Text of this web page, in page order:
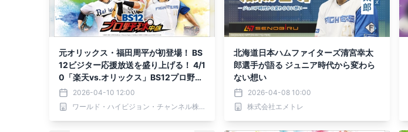
元オリックス・福田周平が初登場！ BS
12ビジター応援放送を盛り上げる！ 4/1
0「楽天vs.オリックス」BS12プロ野球
中継2026
2026-04-10 12:00
ワールド・ハイビジョン・チャンネル株式会社
北海道日本ハムファイターズ清宮幸太
郎選手が語る ジュニア時代から変わら
ない想い
2026-04-08 10:00
株式会社エメトレ